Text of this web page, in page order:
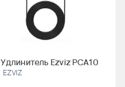
Удлинитель Ezviz PCA10
EZVIZ